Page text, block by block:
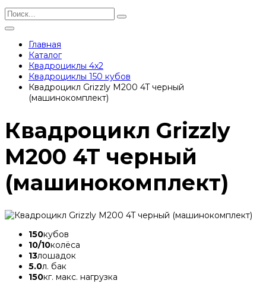
Главная
Каталог
Квадроциклы 4x2
Квадроциклы 150 кубов
Квадроцикл Grizzly M200 4T черный
(машинокомплект)
Квадроцикл Grizzly
M200 4T черный
(машинокомплект)
150кубов
10/10колёса
13лошадок
5.0л. бак
150кг. макс. нагрузка